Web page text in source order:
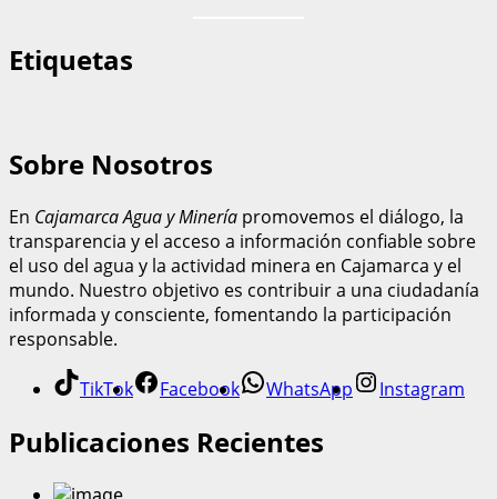
Etiquetas
Sobre Nosotros
En Cajamarca Agua y Minería promovemos el diálogo, la
transparencia y el acceso a información confiable sobre
el uso del agua y la actividad minera en Cajamarca y el
mundo. Nuestro objetivo es contribuir a una ciudadanía
informada y consciente, fomentando la participación
responsable.
TikTok Facebook WhatsApp Instagram
Publicaciones Recientes